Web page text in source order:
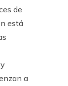
de
está
a